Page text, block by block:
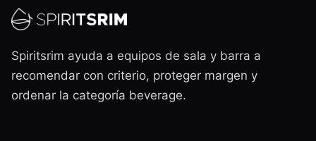
Spiritsrim ayuda a equipos de sala y barra a
recomendar con criterio, proteger margen y
ordenar la categoría beverage.